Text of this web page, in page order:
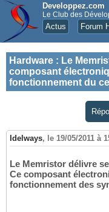
Developpez.com
Le Club des
Actus Forum
Hardware : Le
composant
fonctionnement du
Idelways, le 19/05/2011 à
Le Memristor délivre
Ce composant
fonctionnement des